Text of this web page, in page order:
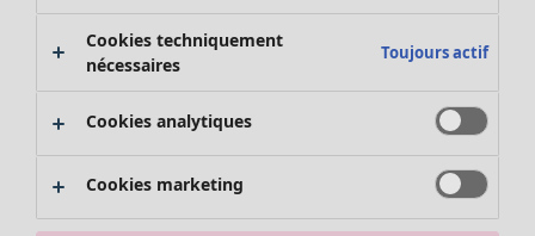
Promos SOLDES
Les promos de Gudrun Sjödén
Nouvel arrivage
Bonnes affaires en soldes - jusqu'à -70
Cookies techniquement
nécessaires
Toujours actif
Cookies analytiques
Cookies marketing